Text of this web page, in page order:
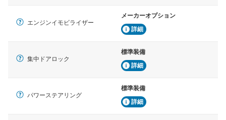
エンジンイモビライザー
メーカーオプション
詳細
集中ドアロック
標準装備
詳細
パワーステアリング
標準装備
詳細